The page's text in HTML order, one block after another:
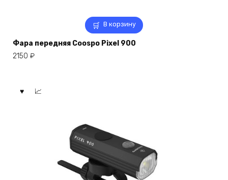
В корзину
Фара передняя Coospo Pixel 900
2150 ₽